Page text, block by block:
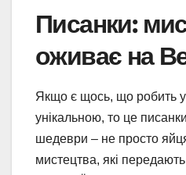
Писанки:
оживає на
Якщо є щось, що робить
унікальною, то це
шедеври – не просто
мистецтва, які